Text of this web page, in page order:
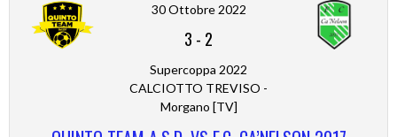
30 Ottobre 2022
3 - 2
Supercoppa 2022
CALCIOTTO TREVISO -
Morgano [TV]